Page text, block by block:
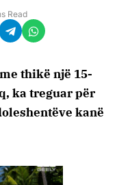
Read
thikë një 15-
ka treguar për
kanë